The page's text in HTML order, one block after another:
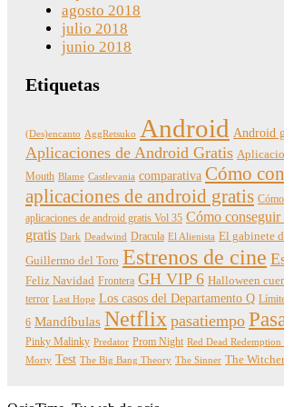
agosto 2018
julio 2018
junio 2018
Etiquetas
(Des)encanto AggRetsuko Android Android
Aplicaciones de Android Gratis
Mouth Blame Castlevania comparativa Cómo
aplicaciones de android gratis
aplicaciones de android gratis Vol 35 Cómo conseguir
gratis Dark Deadwind Dracula El Alienista El gabinete
Guillermo del Toro Estrenos de cine
Feliz Navidad Frontera GH VIP 6 Halloween
terror Last Hope Los casos del Departamento Q
6 Mandíbulas Netflix pasatiempo
Pinky Malinky Predator Prom Night Red Dead Redemption
Morty Test The Big Bang Theory The Sinner The Witcher